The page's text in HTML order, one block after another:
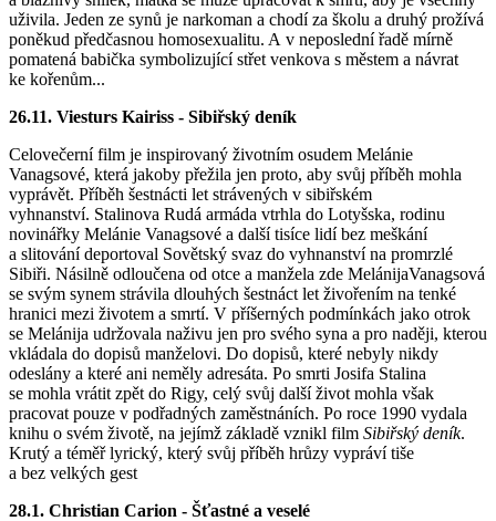
uživila. Jeden ze synů je narkoman a chodí za školu a druhý prožívá
poněkud předčasnou homosexualitu. A v neposlední řadě mírně
pomatená babička symbolizující střet venkova s městem a návrat
ke kořenům...
26.11. Viesturs Kairiss - Sibiřský deník
Celovečerní film je inspirovaný životním osudem Melánie
Vanagsové, která jakoby přežila jen proto, aby svůj příběh mohla
vyprávět. Příběh šestnácti let strávených v sibiřském
vyhnanství. Stalinova Rudá armáda vtrhla do Lotyšska, rodinu
novinářky Melánie Vanagsové a další tisíce lidí bez meškání
a slitování deportoval Sovětský svaz do vyhnanství na promrzlé
Sibiři. Násilně odloučena od otce a manžela zde MelánijaVanagsová
se svým synem strávila dlouhých šestnáct let živořením na tenké
hranici mezi životem a smrtí. V příšerných podmínkách jako otrok
se Melánija udržovala naživu jen pro svého syna a pro naději, kterou
vkládala do dopisů manželovi. Do dopisů, které nebyly nikdy
odeslány a které ani neměly adresáta. Po smrti Josifa Stalina
se mohla vrátit zpět do Rigy, celý svůj další život mohla však
pracovat pouze v podřadných zaměstnáních. Po roce 1990 vydala
knihu o svém životě, na jejímž základě vznikl film Sibiřský deník.
Krutý a téměř lyrický, který svůj příběh hrůzy vypráví tiše
a bez velkých gest
28.1. Christian Carion - Šťastné a veselé